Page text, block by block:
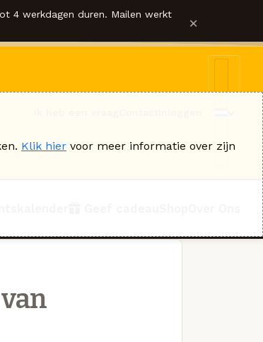
4 werkdagen duren. Mailen werkt ×
van
Klik hier voor meer informatie over zijn